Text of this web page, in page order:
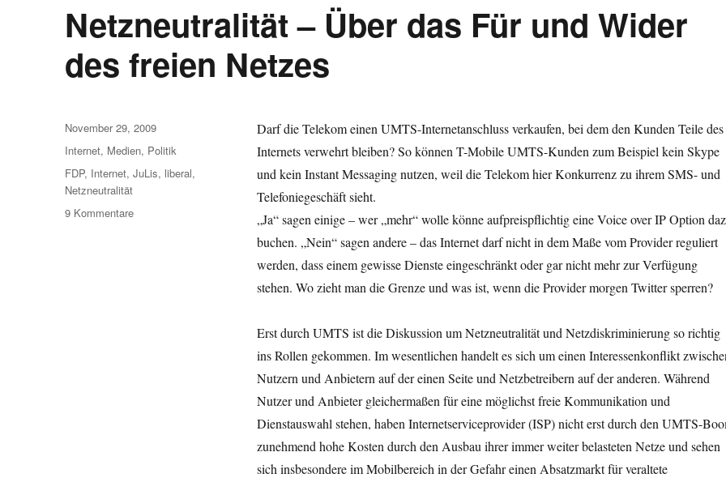
Netzneutralität – Über das Für und Wider
des freien Netzes
Darf die Telekom einen UMTS-Internetanschluss verkaufen, bei dem den Kunden Teile des
Internets verwehrt bleiben? So können T-Mobile UMTS-Kunden zum Beispiel kein Skype
und kein Instant Messaging nutzen, weil die Telekom hier Konkurrenz zu ihrem SMS- und
Telefoniegeschäft sieht.
„Ja“ sagen einige – wer „mehr“ wolle könne aufpreispflichtig eine Voice over IP Option
buchen. „Nein“ sagen andere – das Internet darf nicht in dem Maße vom Provider reguliert
werden, dass einem gewisse Dienste eingeschränkt oder gar nicht mehr zur Verfügung
stehen. Wo zieht man die Grenze und was ist, wenn die Provider morgen Twitter sperren?
Erst durch UMTS ist die Diskussion um Netzneutralität und Netzdiskriminierung so richtig
ins Rollen gekommen. Im wesentlichen handelt es sich um einen Interessenkonflikt
Nutzern und Anbietern auf der einen Seite und Netzbetreibern auf der anderen. Während
Nutzer und Anbieter gleichermaßen für eine möglichst freie Kommunikation und
Dienstauswahl stehen, haben Internetserviceprovider (ISP) nicht erst durch den UMTS-
zunehmend hohe Kosten durch den Ausbau ihrer immer weiter belasteten Netze und sehen
sich insbesondere im Mobilbereich in der Gefahr einen Absatzmarkt für veraltete
Veröffentlicht
am
November 29, 2009
Kategorien
Internet, Medien, Politik
Schlagwörter
FDP, Internet,JuLis, liberal,
Netzneutralität
9 Kommentarezu